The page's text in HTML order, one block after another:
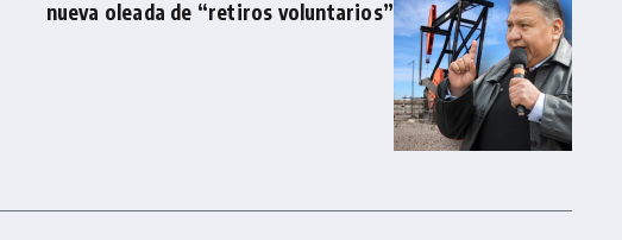
nueva oleada de “retiros voluntarios”